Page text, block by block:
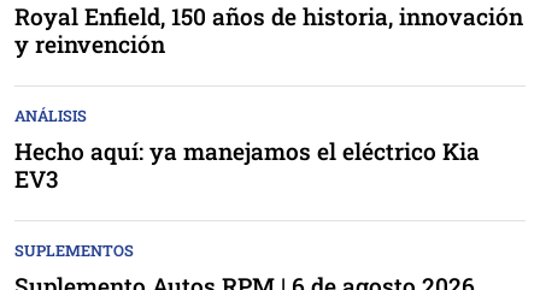
Royal Enfield, 150 años de historia, innovación
y reinvención
ANÁLISIS
Hecho aquí: ya manejamos el eléctrico Kia
EV3
SUPLEMENTOS